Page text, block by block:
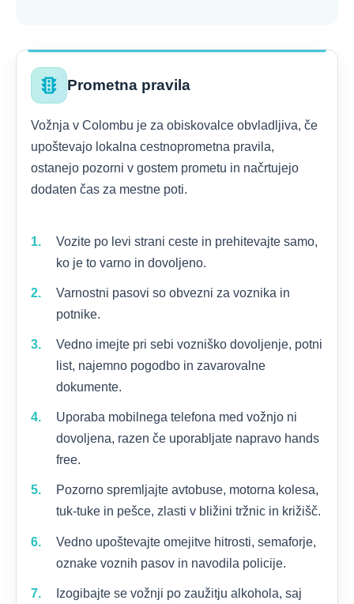
traffic Prometna pravila
Vožnja v Colombu je za obiskovalce obvladljiva, če
upoštevajo lokalna cestnoprometna pravila,
ostanejo pozorni v gostem prometu in načrtujejo
dodaten čas za mestne poti.
Vozite po levi strani ceste in prehitevajte samo,
ko je to varno in dovoljeno.
Varnostni pasovi so obvezni za voznika in
potnike.
Vedno imejte pri sebi vozniško dovoljenje, potni
list, najemno pogodbo in zavarovalne
dokumente.
Uporaba mobilnega telefona med vožnjo ni
dovoljena, razen če uporabljate napravo hands
free.
Pozorno spremljajte avtobuse, motorna kolesa,
tuk-tuke in pešce, zlasti v bližini tržnic in križišč.
Vedno upoštevajte omejitve hitrosti, semaforje,
oznake voznih pasov in navodila policije.
Izogibajte se vožnji po zaužitju alkohola, saj